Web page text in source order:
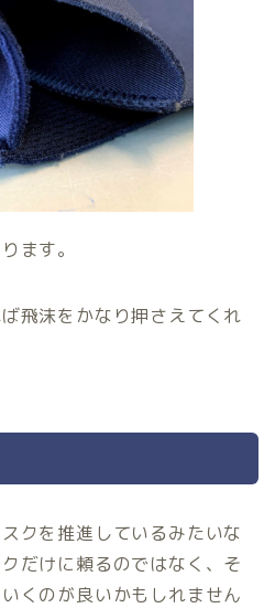
ます。
飛沫をかなり押さえてくれ
クを推進しているみたいな
だけに頼るのではなく、そ
くのが良いかもしれません